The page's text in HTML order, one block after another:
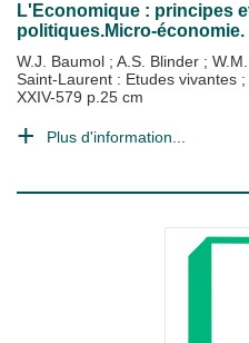
L'Economique : principes
politiques.Micro-économie.
W.J. Baumol ; A.S. Blinder ;
Saint-Laurent : Etudes vivantes ;
XXIV-579 p.25 cm
Plus d'information...